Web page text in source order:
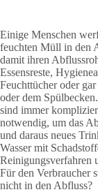
Einige Menschen
feuchten Müll in den
damit ihren
Essensreste,
Feuchttücher oder
oder dem
sind immer
notwendig, um das
und daraus neues
Wasser mit
Reinigungsverfahren
Für den Verbraucher
nicht in den Abfluss?